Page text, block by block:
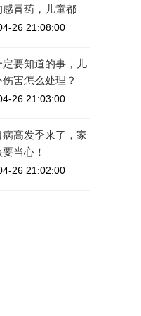
感冒药，儿童都
26 21:08:00
定要知道的事，儿
害怎么处理？
26 21:03:00
病高发季来了，家
当心！
26 21:02:00